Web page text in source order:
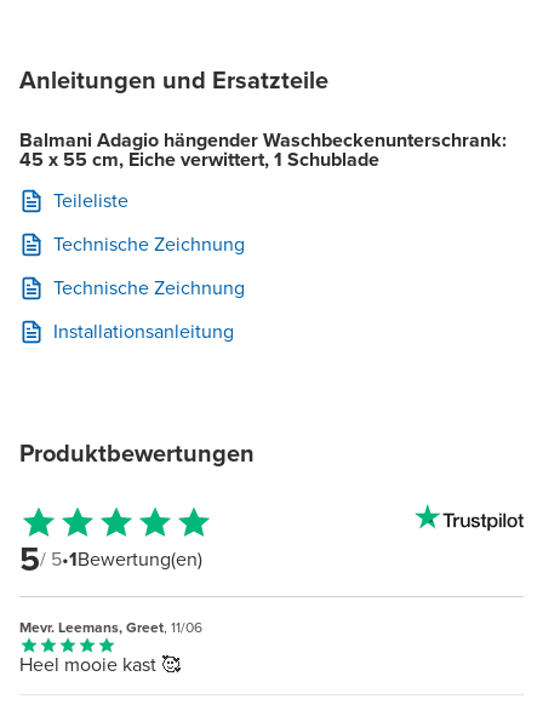
Anleitungen und Ersatzteile
Balmani Adagio hängender Waschbeckenunterschrank:
45 x 55 cm, Eiche verwittert, 1 Schublade
Teileliste
Technische Zeichnung
Technische Zeichnung
Installationsanleitung
Produktbewertungen
5/ 5•1Bewertung(en)
Mevr. Leemans, Greet, 11/06
Heel mooie kast 🥰